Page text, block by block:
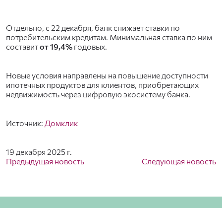
Отдельно, с 22 декабря, банк снижает ставки по
потребительским кредитам. Минимальная ставка по ним
составитот 19,4% годовых.
Новые условия направлены на повышение доступности
ипотечных продуктов для клиентов, приобретающих
недвижимость через цифровую экосистему банка.
Источник: Домклик
19 декабря 2025 г.
Предыдущая новость
Следующая новость